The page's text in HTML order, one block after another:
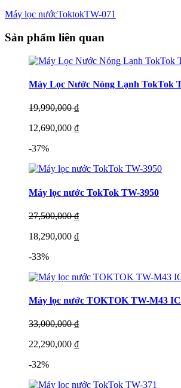
Máy lọc nướcToktokTW-071
Sản phẩm liên quan
Máy Lọc Nước Nóng Lạnh TokTok
19,990,000 ₫
12,690,000 ₫
-37%
Máy lọc nước TokTok TW-3950
27,500,000 ₫
18,290,000 ₫
-33%
Máy lọc nước TOKTOK TW-M43
33,000,000 ₫
22,290,000 ₫
-32%